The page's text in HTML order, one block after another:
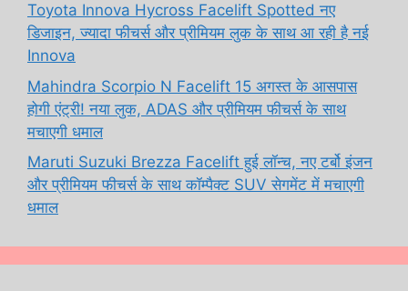
Toyota Innova Hycross Facelift Spotted नए
डिजाइन, ज्यादा फीचर्स और प्रीमियम लुक के साथ आ रही है नई
Innova
Mahindra Scorpio N Facelift 15 अगस्त के आसपास
होगी एंट्री! नया लुक, ADAS और प्रीमियम फीचर्स के साथ
मचाएगी धमाल
Maruti Suzuki Brezza Facelift हुई लॉन्च, नए टर्बो इंजन
और प्रीमियम फीचर्स के साथ कॉम्पैक्ट SUV सेगमेंट में मचाएगी
धमाल